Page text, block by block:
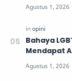
Bahaya
Mendapat